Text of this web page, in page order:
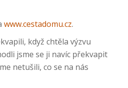
www.cestadomu.cz.
když chtěla výzvu
jsme se ji navíc překvapit
netušili, co se na nás